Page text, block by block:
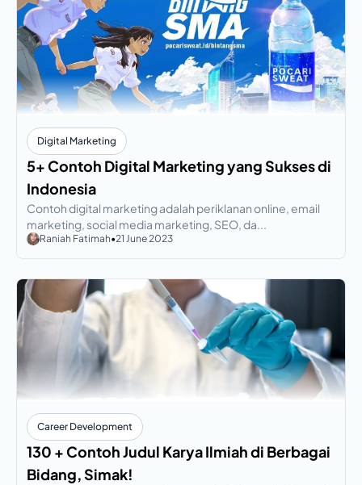
Digital Marketing
5+ Contoh Digital Marketing yang Sukses di
Indonesia
Contoh digital marketing adalah periklanan online, email
marketing, social media marketing, SEO, da...
Raniah Fatimah•21 June 2023
Career Development
130 + Contoh Judul Karya Ilmiah di Berbagai
Bidang, Simak!